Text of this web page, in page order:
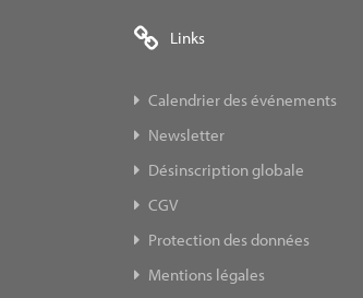
Links
Calendrier des événements
Newsletter
Désinscription globale
CGV
Protection des données
Mentions légales